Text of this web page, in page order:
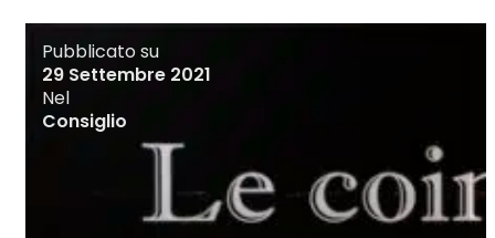
Pubblicato su
29 Settembre 2021
Nel
Consiglio